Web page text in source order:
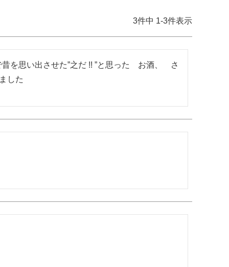
3件中 1-3件表示
を思い出させた”之だ !! ”と思った　お酒、　さ
した